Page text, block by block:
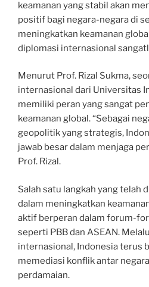
keamanan yang stabil akan
positif bagi negara-negara di
meningkatkan keamanan
diplomasi internasional
Menurut Prof. Rizal Sukma,
internasional dari Universitas
memiliki peran yang sangat
keamanan global. “Sebagai
geopolitik yang strategis,
jawab besar dalam menjaga
Prof. Rizal.
Salah satu langkah yang telah
dalam meningkatkan
aktif berperan dalam forum-
seperti PBB dan ASEAN.
internasional, Indonesia terus
memediasi konflik antar
perdamaian.